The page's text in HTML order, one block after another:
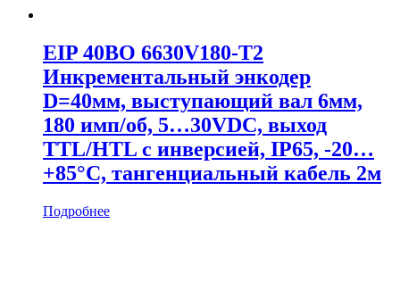
EIP 40BO 6630V180-T2
Инкрементальный энкодер
D=40мм, выступающий вал 6мм,
180 имп/об, 5…30VDC, выход
TTL/HTL с инверсией, IP65, -20…
+85°C, тангенциальный кабель 2м
Подробнее